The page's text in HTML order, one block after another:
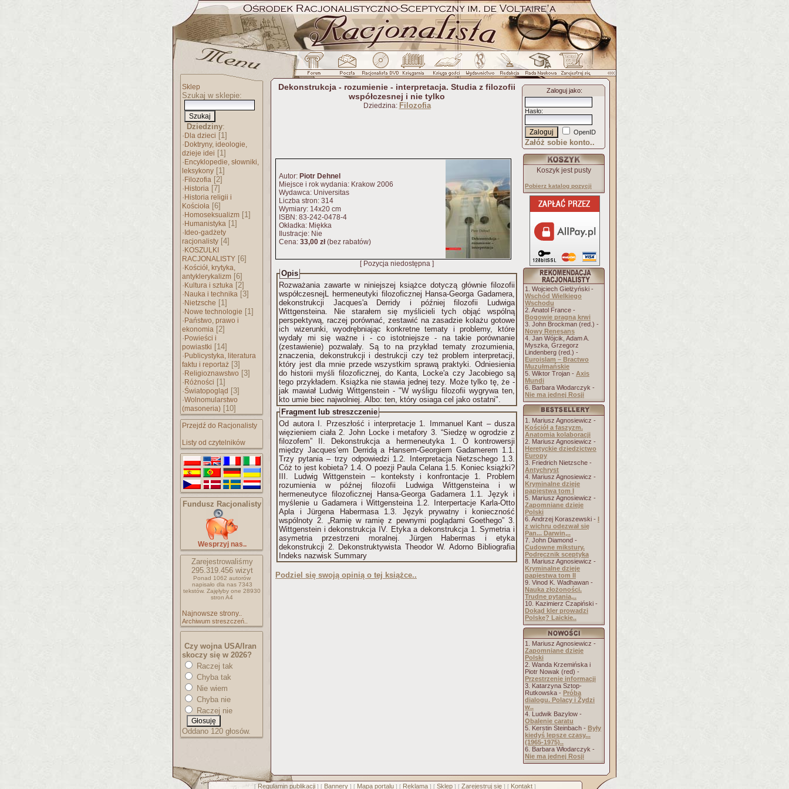
Sklep
Szukaj w sklepie:
Dziedziny:
· Dla dzieci [1]
· Doktryny, ideologie,
dzieje idei [1]
· Encyklopedie, słowniki,
leksykony [1]
· Filozofia [2]
· Historia [7]
· Historia religii i
Kościoła [6]
· Homoseksualizm [1]
· Humanistyka [1]
· Ideo-gadżety
racjonalisty [4]
· KOSZULKI
RACJONALISTY [6]
· Kościół, krytyka,
antyklerykalizm [6]
· Kultura i sztuka [2]
· Nauka i technika [3]
· Nietzsche [1]
· Nowe technologie [1]
· Państwo, prawo i
ekonomia [2]
· Powieści i
powiastki [14]
· Publicystyka, literatura
faktu i reportaż [3]
· Religioznawstwo [3]
· Różności [1]
·Światopogląd [3]
·Wolnomularstwo
(masoneria) [10]
Przejdź do Racjonalisty
Listy od czytelników
Fundusz Racjonalisty
Wesprzyj nas..
Zarejestrowaliśmy
295.319.456wizyt
Ponad 1062 autorów
napisało dla nas 7343
tekstów. Zajęłyby one 28930
stron A4
Najnowsze strony..
Archiwum streszczeń..
Czy wojna USA/Iran
skoczy się w 2026?
Raczej tak
Chyba tak
Nie wiem
Chyba nie
Raczej nie
Oddano 120 głosów.
Dekonstrukcja - rozumienie - interpretacja. Studia z filozofii
współczesnej i nie tylko
Dziedzina: Filozofia
Autor: Piotr Dehnel
Miejsce i rok wydania: Krakow 2006
Wydawca: Universitas
Liczba stron: 314
Wymiary: 14x20 cm
ISBN: 83-242-0478-4
Okładka: Miękka
Ilustracje: Nie
Cena: 33,00 zł(bez rabatów)
[ Pozycja niedostępna ]
Opis
Rozważania zawarte w niniejszej książce dotyczą głównie filozofii
współczesnejL hermeneutyki filozoficznej Hansa-Georga Gadamera,
dekonstrukcji Jacques'a Derridy i później filozofii Ludwiga
Wittgensteina. Nie starałem się myślicieli tych objąć wspólną
perspektywą, raczej porównać, zestawić na zasadzie kolażu gotowe
ich wizerunki, wyodrębniając konkretne tematy i problemy, które
wydały mi się ważne i - co istotniejsze - na takie porównanie
(zestawienie) pozwalały. Są to na przykład tematy zrozumienia,
znaczenia, dekonstrukcji i destrukcji czy też problem interpretacji,
który jest dla mnie przede wszystkim sprawą praktyki. Odniesienia
do historii myśli filozoficznej, do Kanta, Locke'a czy Jacobiego są
tego przykładem. Książka nie stawia jednej tezy. Może tylko tę, że -
jak mawiał Ludwig Wittgenstein - "W wyśligu filozofii wygrywa ten,
kto umie biec najwolniej. Albo: ten, który osiaga cel jako ostatni".
Fragment lub streszczenie
Od autora I. Przeszłość i interpretacje 1. Immanuel Kant – dusza
więzieniem ciała 2. John Locke i metafory 3. “Siedzę w ogrodzie z
filozofem” II. Dekonstrukcja a hermeneutyka 1. O kontrowersji
między Jacques’em Derridą a Hansem-Georgiem Gadamerem 1.1.
Trzy pytania – trzy odpowiedzi 1.2. Interpretacja Nietzschego 1.3.
Cóż to jest kobieta? 1.4. O poezji Paula Celana 1.5. Koniec książki?
III. Ludwig Wittgenstein – konteksty i konfrontacje 1. Problem
rozumienia w późnej filozofii Ludwiga Wittgensteina i w
hermeneutyce filozoficznej Hansa-Georga Gadamera 1.1. Język i
myślenie u Gadamera i Wittgensteina 1.2. Interpertacje Karla-Otto
Apla i Jürgena Habermasa 1.3. Język prywatny i konieczność
wspólnoty 2. „Ramię w ramię z pewnymi poglądami Goethego” 3.
Wittgenstein i dekonstrukcja IV. Etyka a dekonstrukcja 1. Symetria i
asymetria przestrzeni moralnej. Jürgen Habermas i etyka
dekonstrukcji 2. Dekonstruktywista Theodor W. Adorno Bibliografia
Indeks nazwisk Summary
Podziel się swoją opinią o tej książce..
Zaloguj jako:
Hasło:
OpenID
Załóż sobie konto..
Koszyk jest pusty
Pobierz katalog pozycji
1. Wojciech Giełżyński -
Wschód Wielkiego
Wschodu
2. Anatol France -
Bogowie pragną krwi
3. John Brockman (red.) -
Nowy Renesans
4. Jan Wójcik, Adam A.
Myszka, Grzegorz
Lindenberg (red.) -
Euroislam – Bractwo
Muzułmańskie
5. Wiktor Trojan - Axis
Mundi
6. Barbara Włodarczyk -
Nie ma jednej Rosji
1. Mariusz Agnosiewicz -
Kościół a faszyzm.
Anatomia kolaboracji
2. Mariusz Agnosiewicz -
Heretyckie dziedzictwo
Europy
3. Friedrich Nietzsche -
Antychryst
4. Mariusz Agnosiewicz -
Kryminalne dzieje
papiestwa tom I
5. Mariusz Agnosiewicz -
Zapomniane dzieje
Polski
6. Andrzej Koraszewski - I
z wichru odezwał się
Pan... Darwin,..
7. John Diamond -
Cudowne mikstury.
Podręcznik sceptyka
8. Mariusz Agnosiewicz -
Kryminalne dzieje
papiestwa tom II
9. Vinod K. Wadhawan -
Nauka złożoności.
Trudne pytania,..
10. Kazimierz Czapiński -
Dokąd kler prowadzi
Polskę? Laickie..
1. Mariusz Agnosiewicz -
Zapomniane dzieje
Polski
2. Wanda Krzemińska i
Piotr Nowak (red) -
Przestrzenie informacji
3. Katarzyna Sztop-
Rutkowska - Próba
dialogu. Polacy i Żydzi
w..
4. Ludwik Bazylow -
Obalenie caratu
5. Kerstin Steinbach - Były
kiedyś lepsze czasy...
(1965-1975)..
6. Barbara Włodarczyk -
Nie ma jednej Rosji
[ Regulamin publikacji] [ Bannery] [ Mapa portalu] [ Reklama] [ Sklep] [ Zarejestruj się] [ Kontakt]